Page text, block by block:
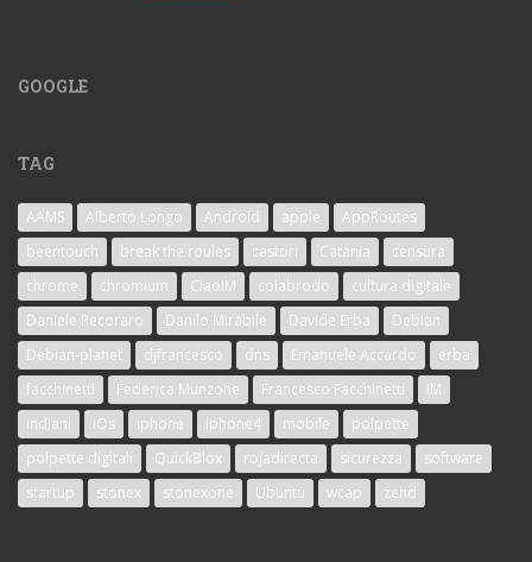
GOOGLE
TAG
AAMS Alberto Longo Android apple
AppRoutes
beentouch
break the roules castori Catania
censura
chrome
chromium CiaoIM colabrodo
cultura digitale
Daniele Pecoraro
Danilo Mirabile Davide Erba
Debian
Debian-planet
djfrancesco dns Emanuele Accardo
erba
facchinetti
Federica Munzone Francesco Facchinetti
IM
indiani
iOs iphone iphone4 mobile
polpette
polpette digitali
QuickBlox rojadirecta sicurezza
software
startup
stonex stonexone Ubuntu wcap zend